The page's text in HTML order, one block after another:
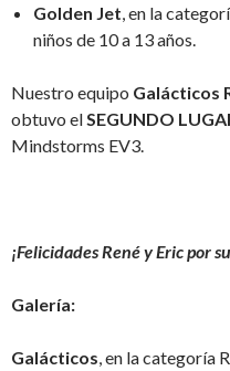
Golden Jet, en la
niños de 10 a 13 años.
Nuestro equipo Galácticos
obtuvo elSEGUNDO
Mindstorms EV3.
¡Felicidades René y Eric por
Galería:
Galácticos, en la categoría